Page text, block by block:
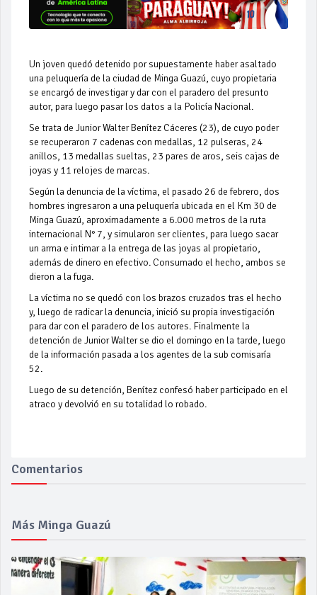
Un joven quedó detenido por supuestamente haber asaltado
una peluquería de la ciudad de Minga Guazú, cuyo propietaria
se encargó de investigar y dar con el paradero del presunto
autor, para luego pasar los datos a la Policía Nacional.
Se trata de Junior Walter Benítez Cáceres (23), de cuyo poder
se recuperaron 7 cadenas con medallas, 12 pulseras, 24
anillos, 13 medallas sueltas, 23 pares de aros, seis cajas de
joyas y 11 relojes de marcas.
Según la denuncia de la víctima, el pasado 26 de febrero, dos
hombres ingresaron a una peluquería ubicada en el Km 30 de
Minga Guazú, aproximadamente a 6.000 metros de la ruta
internacional N° 7, y simularon ser clientes, para luego sacar
un arma e intimar a la entrega de las joyas al propietario,
además de dinero en efectivo. Consumado el hecho, ambos se
dieron a la fuga.
La víctima no se quedó con los brazos cruzados tras el hecho
y, luego de radicar la denuncia, inició su propia investigación
para dar con el paradero de los autores. Finalmente la
detención de Junior Walter se dio el domingo en la tarde, luego
de la información pasada a los agentes de la sub comisaría
52.
Luego de su detención, Benítez confesó haber participado en el
atraco y devolvió en su totalidad lo robado.
Comentarios
Más Minga Guazú